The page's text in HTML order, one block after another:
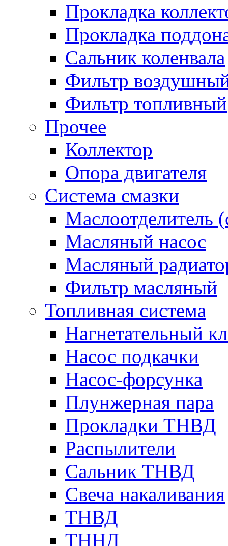
Прокладка
Прокладка
Сальник коленвала
Фильтр
Фильтр топливный
Прочее
Коллектор
Опора двигателя
Система смазки
Маслоотделитель
Масляный насос
Масляный
Фильтр масляный
Топливная система
Нагнетательный
Насос подкачки
Насос-форсунка
Плунжерная пара
Прокладки ТНВД
Распылители
Сальник ТНВД
Свеча накаливания
ТНВД
ТННД